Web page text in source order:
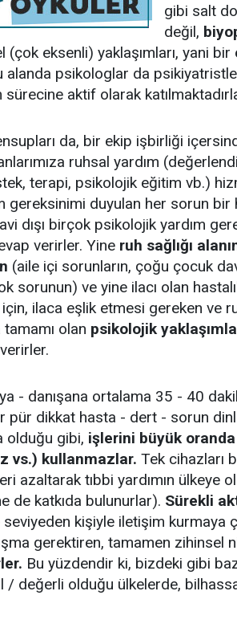
gibi salt
değil,
eksenli) yaklaşımları, yani bir
alanda psikologlar da
sürecine aktif olarak
da, bir ekip işbirliği
ruhsal yardım
terapi, psikolojik eğitim vb.)
gereksinimi duyulan her sorun bir
dışı birçok psikolojik yardım
verirler. Yine ruh sağlığı
(aile içi sorunların, çoğu çocuk
sorunun) ve yine ilacı olan
için, ilaca eşlik etmesi gereken ve
olan psikolojik
- danışana ortalama 35 - 40
pür dikkat hasta - dert - sorun
olduğu gibi, işlerini büyük
vs.) kullanmazlar. Tek cihazları
azaltarak tıbbi yardımın ülkeye
de katkıda bulunurlar). Sürekli
kişiyle iletişim kurmaya
gerektiren, tamamen zihinsel
Bu yüzdendir ki, bizdeki gibi
/ değerli olduğu ülkelerde,